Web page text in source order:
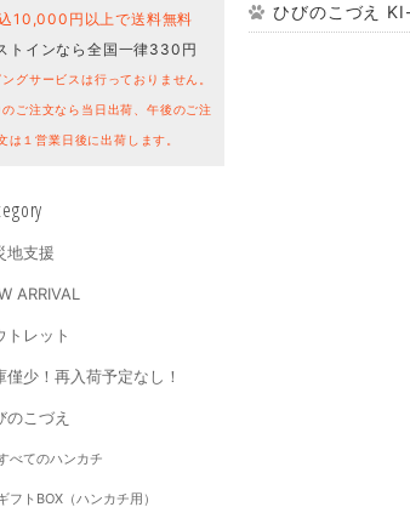
10,000円以上で送料無料
トインなら全国一律330円
ングサービスは行っておりません。
のご注文なら当日出荷、午後のご注
は１営業日後に出荷します。
地支援
ARRIVAL
トレット
僅少！再入荷予定なし！
のこづえ
べてのハンカチ
フトBOX（ハンカチ用）
ひびのこづえ